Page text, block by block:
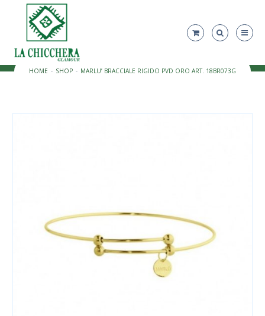
HOME SHOP MARLU’ BRACCIALE RIGIDO PVD ORO ART. 18BR073G